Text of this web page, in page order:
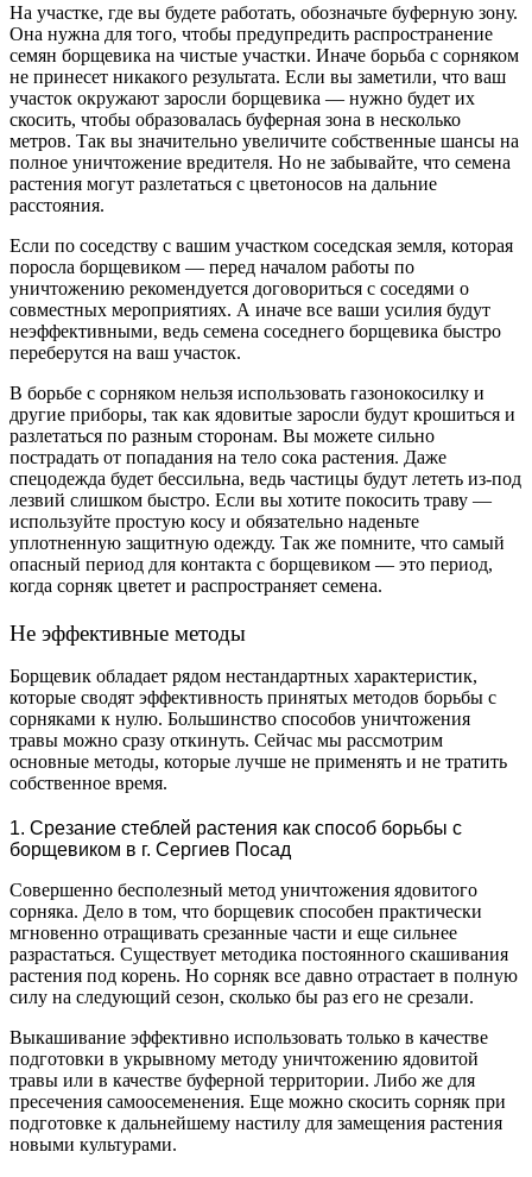
На участке, где вы будете работать, обозначьте буферную зону.
Она нужна для того, чтобы предупредить распространение
семян борщевика на чистые участки. Иначе борьба с сорняком
не принесет никакого результата. Если вы заметили, что ваш
участок окружают заросли борщевика — нужно будет их
скосить, чтобы образовалась буферная зона в несколько
метров. Так вы значительно увеличите собственные шансы на
полное уничтожение вредителя. Но не забывайте, что семена
растения могут разлетаться с цветоносов на дальние
расстояния.
Если по соседству с вашим участком соседская земля, которая
поросла борщевиком — перед началом работы по
уничтожению рекомендуется договориться с соседями о
совместных мероприятиях. А иначе все ваши усилия будут
неэффективными, ведь семена соседнего борщевика быстро
переберутся на ваш участок.
В борьбе с сорняком нельзя использовать газонокосилку и
другие приборы, так как ядовитые заросли будут крошиться и
разлетаться по разным сторонам. Вы можете сильно
пострадать от попадания на тело сока растения. Даже
спецодежда будет бессильна, ведь частицы будут лететь из-под
лезвий слишком быстро. Если вы хотите покосить траву —
используйте простую косу и обязательно наденьте
уплотненную защитную одежду. Так же помните, что самый
опасный период для контакта с борщевиком — это период,
когда сорняк цветет и распространяет семена.
Не эффективные методы
Борщевик обладает рядом нестандартных характеристик,
которые сводят эффективность принятых методов борьбы с
сорняками к нулю. Большинство способов уничтожения
травы можно сразу откинуть. Сейчас мы рассмотрим
основные методы, которые лучше не применять и не тратить
собственное время.
1. Срезание стеблей растения как способ борьбы с
борщевиком в г. Сергиев Посад
Совершенно бесполезный метод уничтожения ядовитого
сорняка. Дело в том, что борщевик способен практически
мгновенно отращивать срезанные части и еще сильнее
разрастаться. Существует методика постоянного скашивания
растения под корень. Но сорняк все давно отрастает в полную
силу на следующий сезон, сколько бы раз его не срезали.
Выкашивание эффективно использовать только в качестве
подготовки в укрывному методу уничтожению ядовитой
травы или в качестве буферной территории. Либо же для
пресечения самоосеменения. Еще можно скосить сорняк при
подготовке к дальнейшему настилу для замещения растения
новыми культурами.